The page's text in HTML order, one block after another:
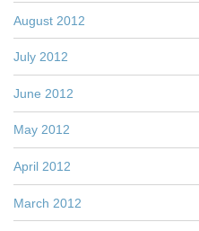
August 2012
July 2012
June 2012
May 2012
April 2012
March 2012